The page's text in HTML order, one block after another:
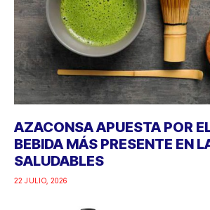
AZACONSA APUESTA POR
BEBIDA MÁS PRESENTE EN
SALUDABLES
22 JULIO, 2026